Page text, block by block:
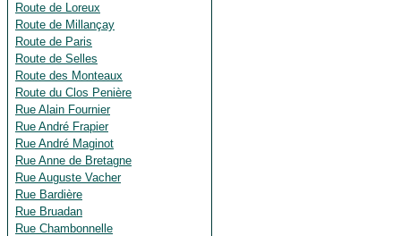
Route de Loreux
Route de Millançay
Route de Paris
Route de Selles
Route des Monteaux
Route du Clos Penière
Rue Alain Fournier
Rue André Frapier
Rue André Maginot
Rue Anne de Bretagne
Rue Auguste Vacher
Rue Bardière
Rue Bruadan
Rue Chambonnelle